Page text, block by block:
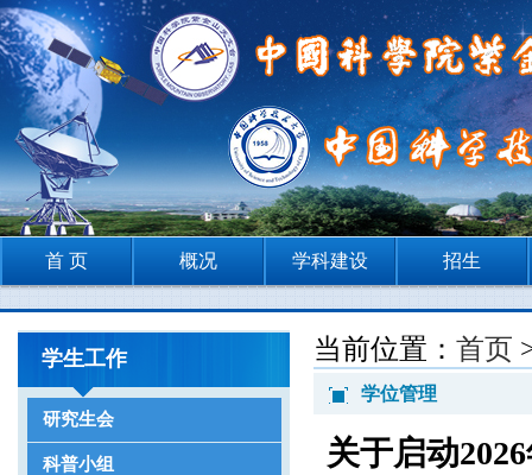
首 页 概况 学科建设 招生
学生工作
研究生会
科普小组
当前位置： 首页
学位管理
关于启动